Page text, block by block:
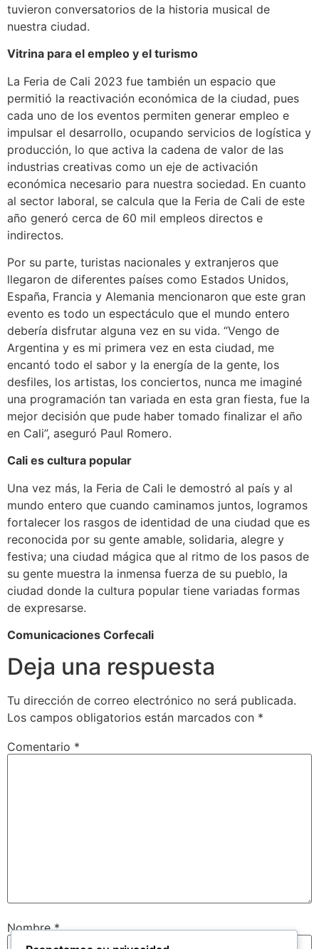
tuvieron conversatorios de la historia musical de
nuestra ciudad.
Vitrina para el empleo y el turismo
La Feria de Cali 2023 fue también un espacio que
permitió la reactivación económica de la ciudad, pues
cada uno de los eventos permiten generar empleo e
impulsar el desarrollo, ocupando servicios de logística y
producción, lo que activa la cadena de valor de las
industrias creativas como un eje de activación
económica necesario para nuestra sociedad. En cuanto
al sector laboral, se calcula que la Feria de Cali de este
año generó cerca de 60 mil empleos directos e
indirectos.
Por su parte, turistas nacionales y extranjeros que
llegaron de diferentes países como Estados Unidos,
España, Francia y Alemania mencionaron que este gran
evento es todo un espectáculo que el mundo entero
debería disfrutar alguna vez en su vida. “Vengo de
Argentina y es mi primera vez en esta ciudad, me
encantó todo el sabor y la energía de la gente, los
desfiles, los artistas, los conciertos, nunca me imaginé
una programación tan variada en esta gran fiesta, fue la
mejor decisión que pude haber tomado finalizar el año
en Cali”, aseguró Paul Romero.
Cali es cultura popular
Una vez más, la Feria de Cali le demostró al país y al
mundo entero que cuando caminamos juntos, logramos
fortalecer los rasgos de identidad de una ciudad que es
reconocida por su gente amable, solidaria, alegre y
festiva; una ciudad mágica que al ritmo de los pasos de
su gente muestra la inmensa fuerza de su pueblo, la
ciudad donde la cultura popular tiene variadas formas
de expresarse.
Comunicaciones Corfecali
Deja una respuesta
Tu dirección de correo electrónico no será publicada.
Los campos obligatorios están marcados con *
Comentario *
Nombre*